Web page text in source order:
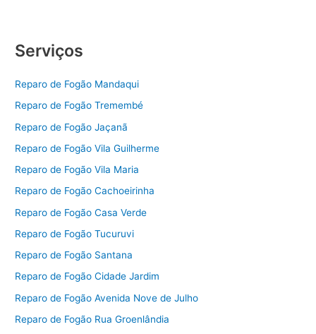
Serviços
Reparo de Fogão Mandaqui
Reparo de Fogão Tremembé
Reparo de Fogão Jaçanã
Reparo de Fogão Vila Guilherme
Reparo de Fogão Vila Maria
Reparo de Fogão Cachoeirinha
Reparo de Fogão Casa Verde
Reparo de Fogão Tucuruvi
Reparo de Fogão Santana
Reparo de Fogão Cidade Jardim
Reparo de Fogão Avenida Nove de Julho
Reparo de Fogão Rua Groenlândia